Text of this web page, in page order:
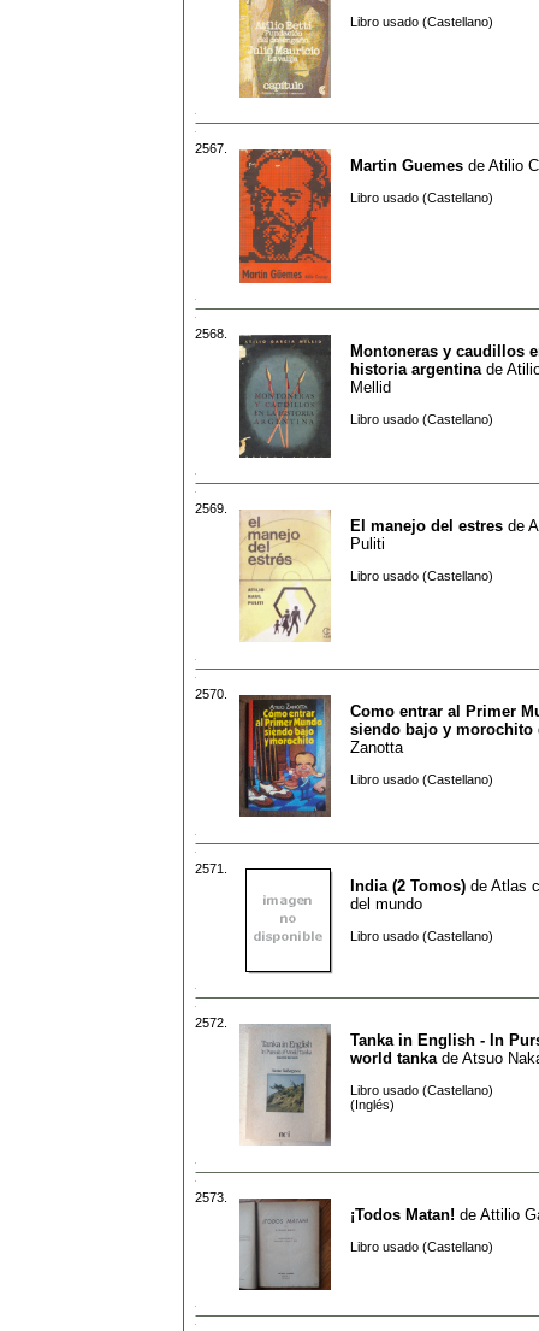
Libro usado (Castellano)
2567.
Martin Guemes de Atilio
Libro usado (Castellano)
2568.
Montoneras y caudillos
historia argentina de
Mellid
Libro usado (Castellano)
2569.
El manejo del estres de
Puliti
Libro usado (Castellano)
2570.
Como entrar al Primer
siendo bajo y morochito
Zanotta
Libro usado (Castellano)
2571.
India (2 Tomos) de Atlas
del mundo
Libro usado (Castellano)
2572.
Tanka in English - In
world tanka de Atsuo
Libro usado (Castellano)
(Inglés)
2573.
¡Todos Matan! de Attilio
Libro usado (Castellano)